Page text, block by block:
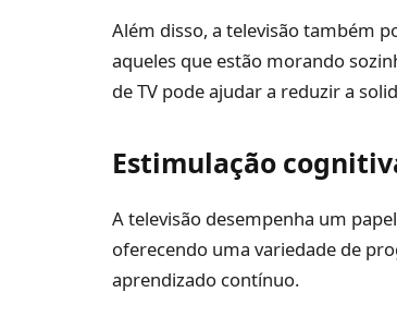
Além disso, a televisão também
aqueles que estão morando
de TV pode ajudar a reduzir a
Estimulação
A televisão desempenha um
oferecendo uma variedade de
aprendizado contínuo.